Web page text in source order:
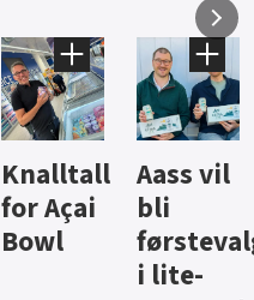
Brus og
jus fra
Berentsen
Hard
iste fra
Hansa